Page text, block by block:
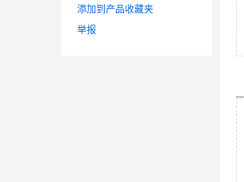
添加到产品收藏夹
举报